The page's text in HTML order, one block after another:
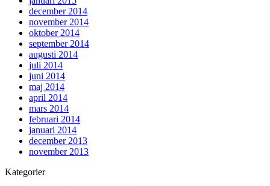
december 2014
november 2014
oktober 2014
september 2014
augusti 2014
juli 2014
juni 2014
maj 2014
april 2014
mars 2014
februari 2014
januari 2014
december 2013
november 2013
Kategorier